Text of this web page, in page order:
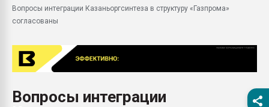
первый план в
28.07.2026
Вопросы интеграции Казаньоргсинтеза в структуру «Газпрома»
согласованы
Вопросы интеграции